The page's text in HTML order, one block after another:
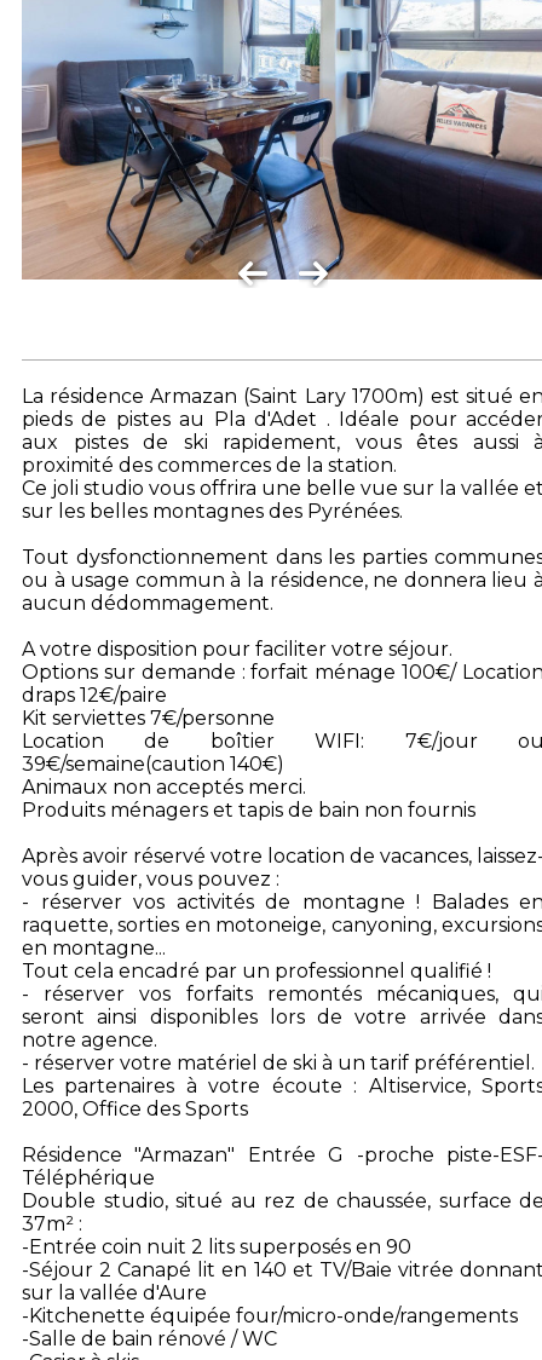
La résidence Armazan (Saint Lary 1700m) est situé
pieds de pistes au Pla d'Adet . Idéale pour
aux pistes de ski rapidement, vous êtes aussi
proximité des commerces de la station.
Ce joli studio vous offrira une belle vue sur la vallée
sur les belles montagnes des Pyrénées.
Tout dysfonctionnement dans les parties
ou à usage commun à la résidence, ne donnera lieu
aucun dédommagement.
A votre disposition pour faciliter votre séjour.
Options sur demande : forfait ménage 100€/
draps 12€/paire
Kit serviettes 7€/personne
Location de boîtier WIFI: 7€/jour
39€/semaine(caution 140€)
Animaux non acceptés merci.
Produits ménagers et tapis de bain non fournis
Après avoir réservé votre location de vacances,
vous guider, vous pouvez :
- réserver vos activités de montagne ! Balades
raquette, sorties en motoneige, canyoning,
en montagne...
Tout cela encadré par un professionnel qualifié !
- réserver vos forfaits remontés mécaniques,
seront ainsi disponibles lors de votre arrivée
notre agence.
- réserver votre matériel de ski à un tarif préférentiel.
Les partenaires à votre écoute : Altiservice,
2000, Office des Sports
Résidence "Armazan" Entrée G -proche piste-
Téléphérique
Double studio, situé au rez de chaussée, surface
37m² :
-Entrée coin nuit 2 lits superposés en 90
-Séjour 2 Canapé lit en 140 et TV/Baie vitrée
sur la vallée d'Aure
-Kitchenette équipée four/micro-onde/rangements
-Salle de bain rénové / WC